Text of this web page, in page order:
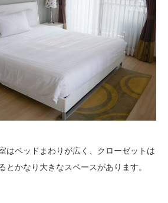
はベッドまわりが広く、クローゼットは
とかなり大きなスペースがあります。